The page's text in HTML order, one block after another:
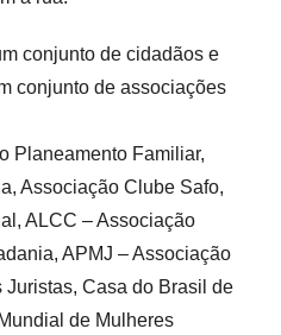
conjunto de cidadãos e
conjunto de associações
Planeamento Familiar,
Associação Clube Safo,
ALCC – Associação
APMJ – Associação
Juristas, Casa do Brasil de
de Mulheres